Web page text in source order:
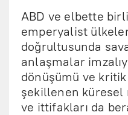
ABD ve elbette
emperyalist
doğrultusunda
anlaşmalar
dönüşümü ve
şekillenen
ve ittifakları da